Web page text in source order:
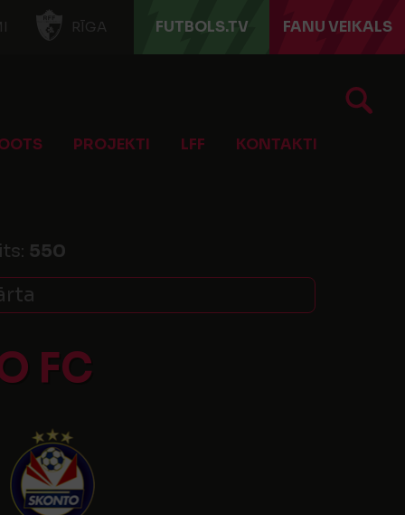
RĪGA FUTBOLS.TV FANU VEIKALS
PROJEKTI LFF KONTAKTI
550
FC